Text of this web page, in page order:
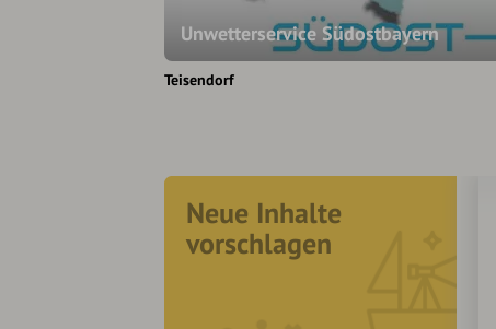
Unwetterservice Südostbayern
Teisendorf
Neue Inhalte
vorschlagen